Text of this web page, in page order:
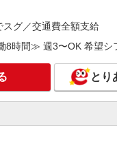
時給1500円〜2125円 ＜日
塩尻市
詳細
2158643
尻市＊17時退勤もOK★休
グ／交通費全額支給
8時間≫ 週3〜OK 希望
とり